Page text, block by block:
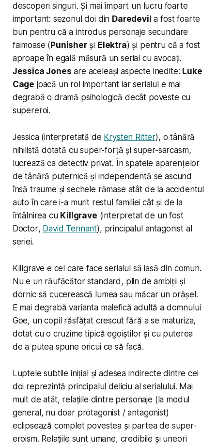
descoperi singuri. Și mai împart un lucru foarte
important: sezonul doi din Daredevil a fost foarte
bun pentru că a introdus personaje secundare
faimoase (Punisherși Elektra) și pentru că a fost
aproape în egală măsură un serial cu avocați.
Jessica Jones are aceleași aspecte inedite: Luke
Cage joacă un rol important iar serialul e mai
degrabă o dramă psihologică decât poveste cu
supereroi.
Jessica (interpretată de Krysten Ritter), o tânără
nihilistă dotată cu super-forță și super-sarcasm,
lucrează ca detectiv privat. În spatele aparențelor
de tânără puternică și independentă se ascund
însă traume și sechele rămase atât de la accidentul
auto în care i-a murit restul familiei cât și de la
întâlnirea cu Killgrave (interpretat de un fost
Doctor, David Tennant), principalul antagonist al
seriei.
Killgrave e cel care face serialul să iasă din comun.
Nu e un răufăcător standard, plin de ambiții și
dornic să cucerească lumea sau măcar un orășel.
E mai degrabă varianta malefică adultă a domnului
Goe, un copil răsfățat crescut fără a se maturiza,
dotat cu o cruzime tipică egoiștilor și cu puterea
de a putea spune oricui ce să facă.
Luptele subtile inițial și adesea indirecte dintre cei
doi reprezintă principalul deliciu al serialului. Mai
mult de atât, relațiile dintre personaje (la modul
general, nu doar protagonist / antagonist)
eclipsează complet povestea și partea de super-
eroism. Relațiile sunt umane, credibile și uneori